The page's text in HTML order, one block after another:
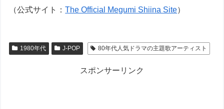
（公式サイト：The Official Megumi Shiina Site）
1980年代 J-POP 80年代人気ドラマの主題歌アーティスト
スポンサーリンク